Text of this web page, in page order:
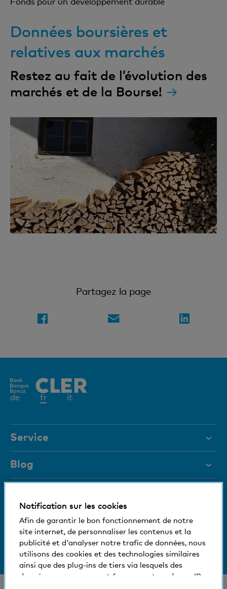
Données boursières et
relatives aux marchés
Restez au fait de l’évolution des
marchés et de la Bourse!
Partagez la page
de frElément
it
Service
Aide et contact
Documents
Magazine
Organes de direction
Medias
Social et compatible avec l'environnement
Blog
+41 (0)800 88 99 66
Nous nous tenons à votre disposition
Aide et contact
Informations relatives à la banque
Notification sur les cookies
Afin de garantir le bon fonctionnement de notre
site internet, de personnaliser les contenus et la
publicité et d'analyser notre trafic de données, nous
utilisons des cookies et des technologies similaires
ainsi que des plug-ins de tiers via lesquels des
données vous concernant (comme votre adresse IP,